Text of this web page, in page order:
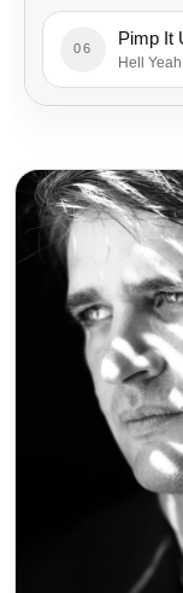
06
Pimp It
Hell